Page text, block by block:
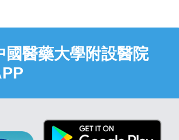
國醫藥大學附設醫院